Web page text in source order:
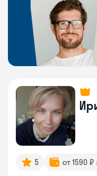
5 от 1590